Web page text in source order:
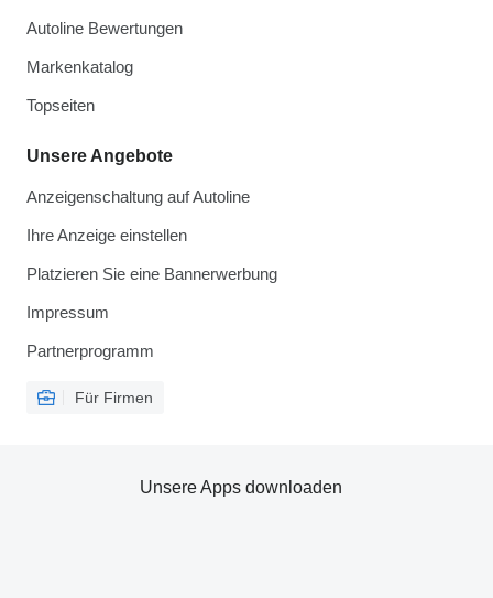
Autoline Bewertungen
Markenkatalog
Topseiten
Unsere Angebote
Anzeigenschaltung auf Autoline
Ihre Anzeige einstellen
Platzieren Sie eine Bannerwerbung
Impressum
Partnerprogramm
Für Firmen
Unsere Apps downloaden